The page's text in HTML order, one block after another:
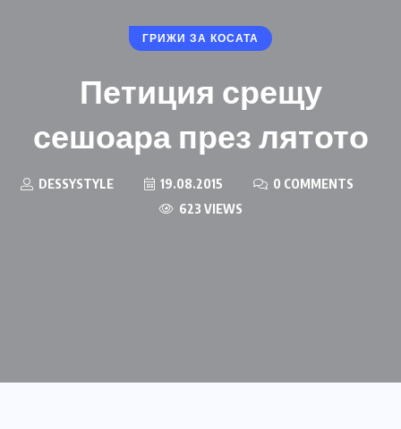
ГРИЖИ ЗА КОСАТА
Петиция срещу
сешоара през лятото
DESSYSTYLE 19.08.2015
0 COMMENTS
623 VIEWS